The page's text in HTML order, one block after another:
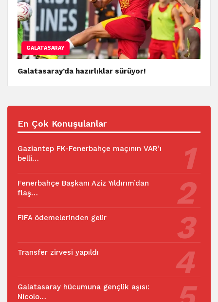
GALATASARAY
Galatasaray’da hazırlıklar sürüyor!
En Çok Konuşulanlar
Gaziantep FK-Fenerbahçe maçının VAR’ı
belli…
Fenerbahçe Başkanı Aziz Yıldırım’dan
flaş…
FIFA ödemelerinden gelir
Transfer zirvesi yapıldı
Galatasaray hücumuna gençlik aşısı:
Nicolo…